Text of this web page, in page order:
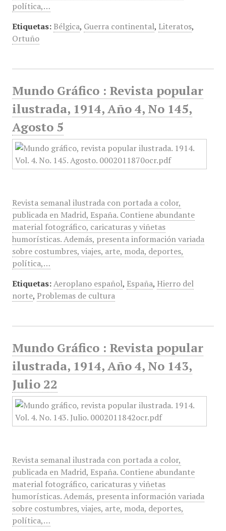
política,…
Etiquetas: Bélgica, Guerra continental, Literatos,
Ortuño
Mundo Gráfico : Revista popular
ilustrada, 1914, Año 4, No 145,
Agosto 5
Revista semanal ilustrada con portada a color,
publicada en Madrid, España. Contiene abundante
material fotográfico, caricaturas y viñetas
humorísticas. Además, presenta información variada
sobre costumbres, viajes, arte, moda, deportes,
política,…
Etiquetas: Aeroplano español, España, Hierro del
norte, Problemas de cultura
Mundo Gráfico : Revista popular
ilustrada, 1914, Año 4, No 143,
Julio 22
Revista semanal ilustrada con portada a color,
publicada en Madrid, España. Contiene abundante
material fotográfico, caricaturas y viñetas
humorísticas. Además, presenta información variada
sobre costumbres, viajes, arte, moda, deportes,
política,…